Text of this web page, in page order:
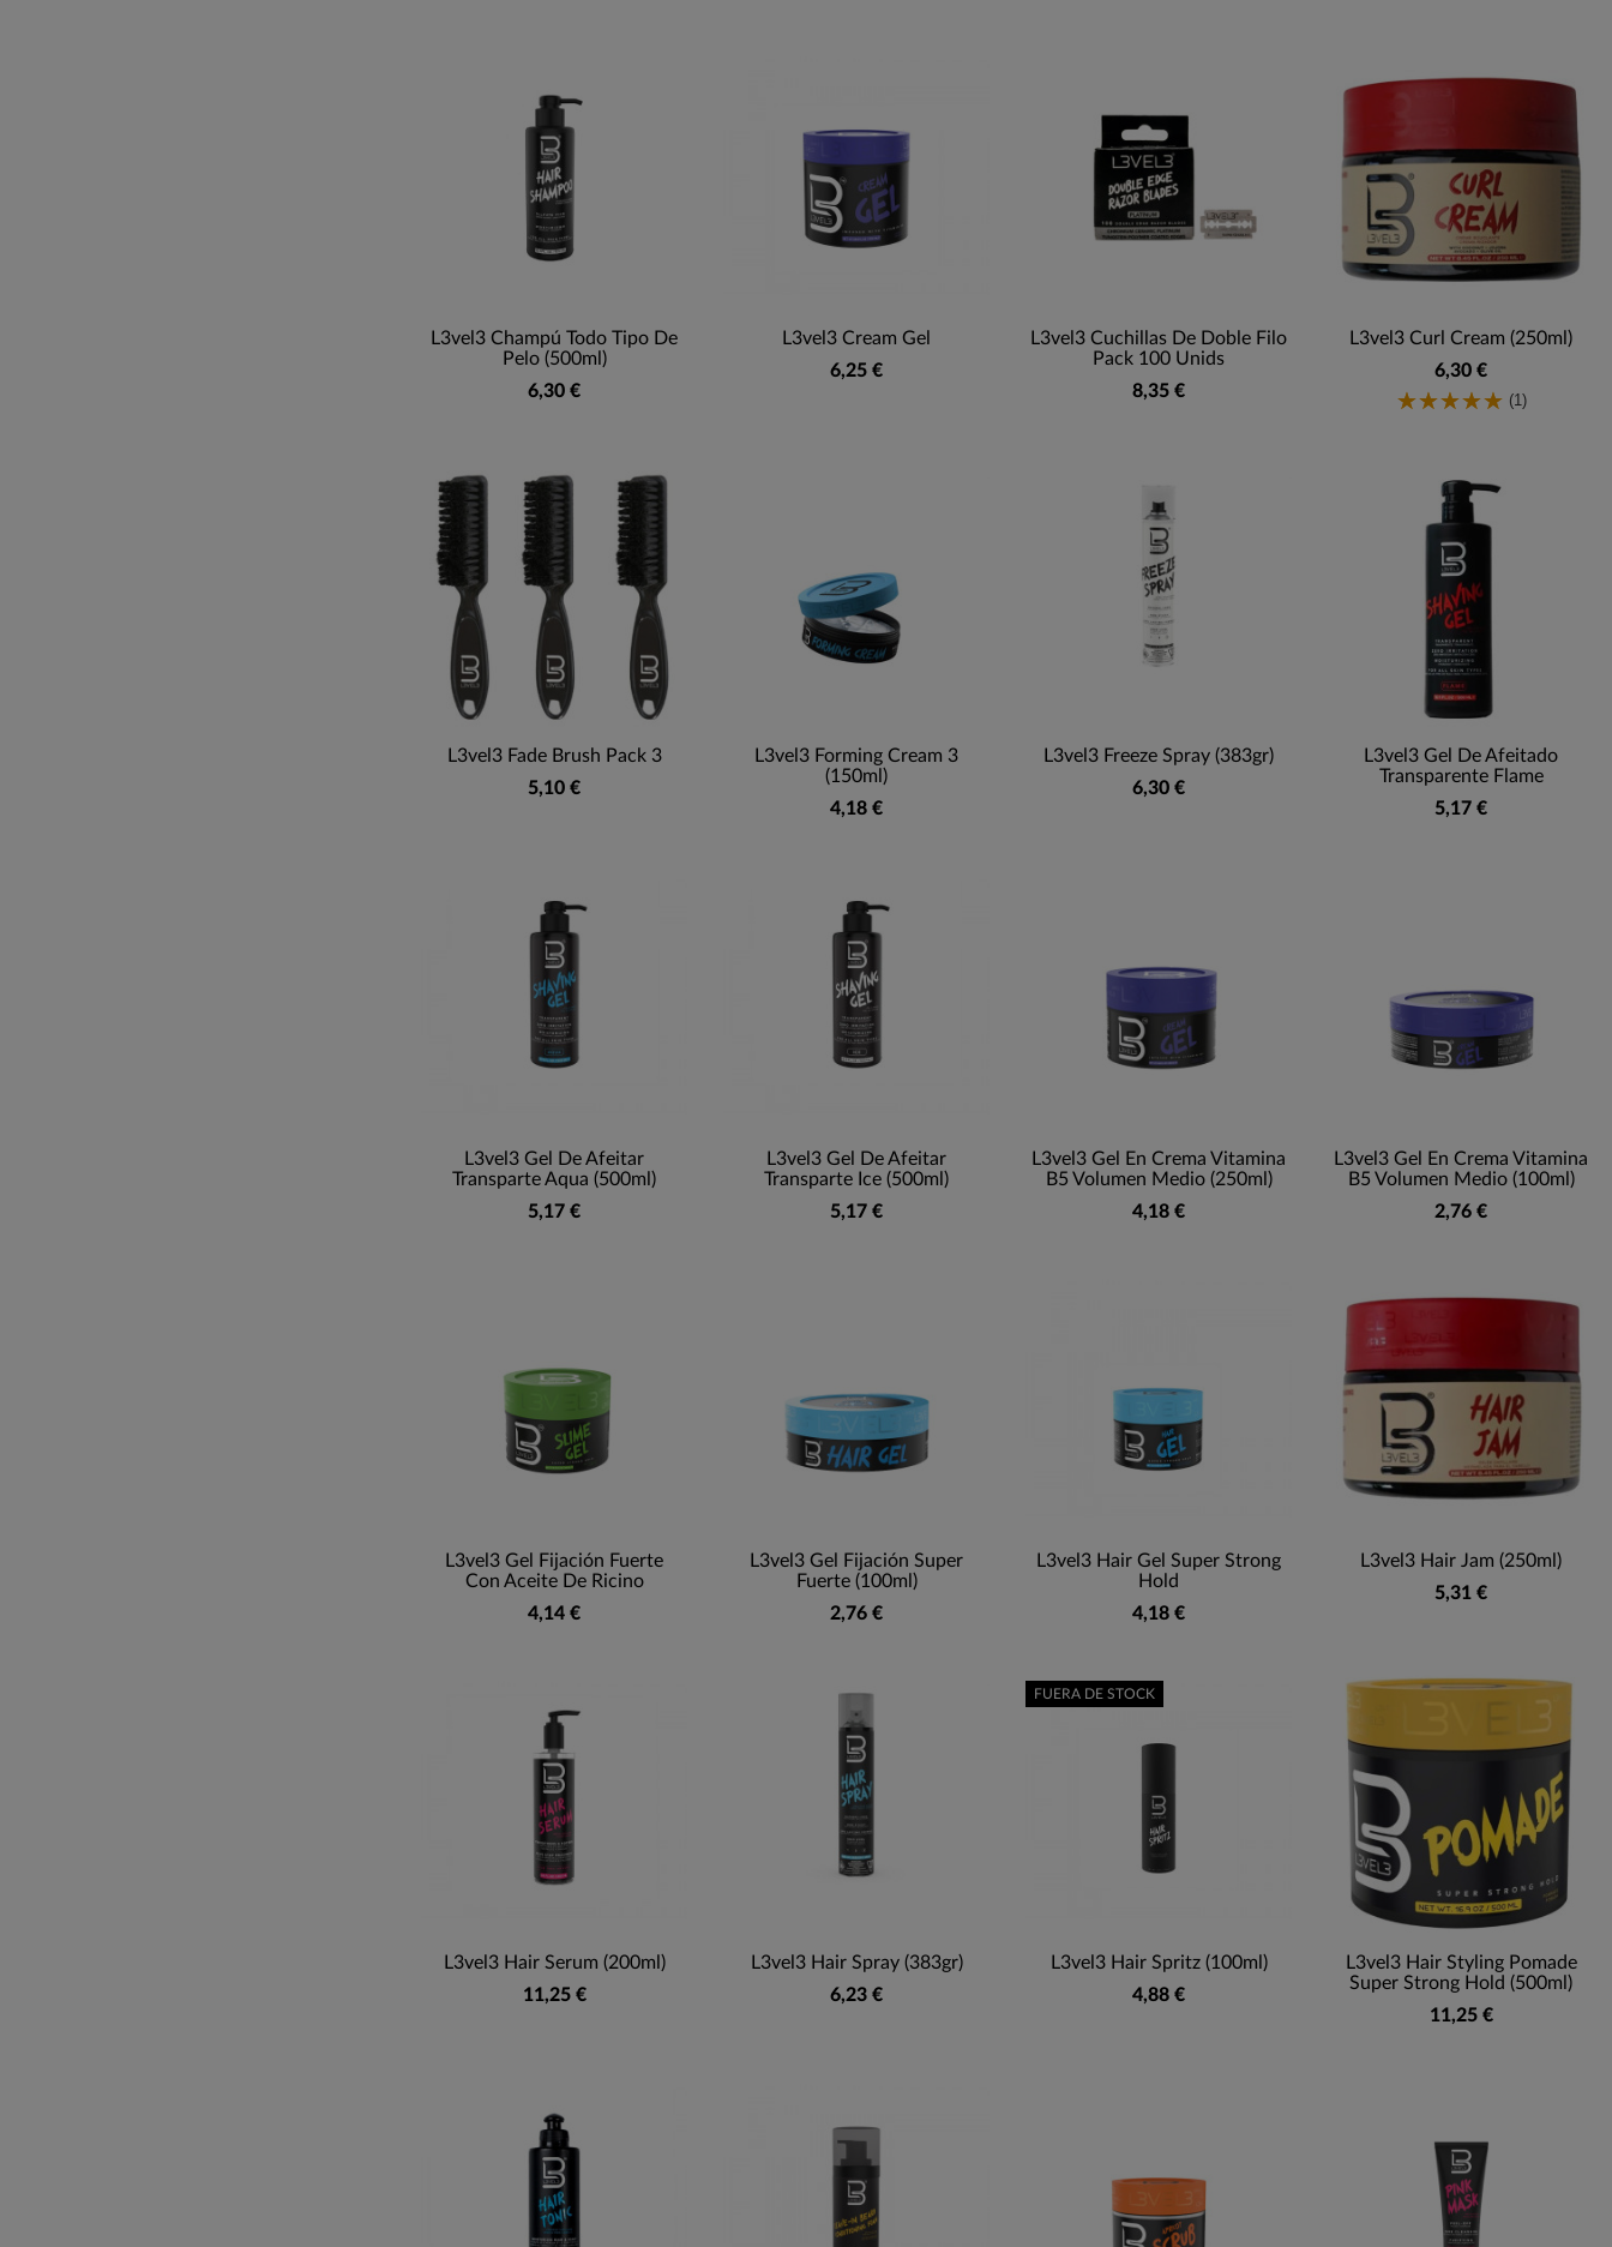
L3vel3 Champú Todo Tipo De
Pelo (500ml)
6,30 €
L3vel3 Cream Gel
6,25 €
L3vel3 Cuchillas De Doble Filo
Pack 100 Unids
8,35 €
L3vel3 Curl Cream (250ml)
6,30 €
(1)
L3vel3 Fade Brush Pack 3
5,10 €
L3vel3 Forming Cream 3
(150ml)
4,18 €
L3vel3 Freeze Spray (383gr)
6,30 €
L3vel3 Gel De Afeitado
Transparente Flame
5,17 €
L3vel3 Gel De Afeitar
Transparte Aqua (500ml)
5,17 €
L3vel3 Gel De Afeitar
Transparte Ice (500ml)
5,17 €
L3vel3 Gel En Crema Vitamina
B5 Volumen Medio (250ml)
4,18 €
L3vel3 Gel En Crema Vitamina
B5 Volumen Medio (100ml)
2,76 €
L3vel3 Gel Fijación Fuerte
Con Aceite De Ricino
4,14 €
L3vel3 Gel Fijación Super
Fuerte (100ml)
2,76 €
L3vel3 Hair Gel Super Strong
Hold
4,18 €
L3vel3 Hair Jam (250ml)
5,31 €
L3vel3 Hair Serum (200ml)
11,25 €
L3vel3 Hair Spray (383gr)
6,23 €
L3vel3 Hair Spritz (100ml)
4,88 €
FUERA DE STOCK
L3vel3 Hair Styling Pomade
Super Strong Hold (500ml)
11,25 €